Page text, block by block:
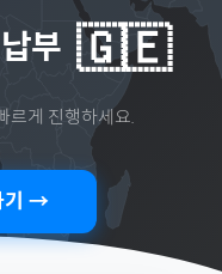
부 🇬🇪
르게 진행하세요.
기 →